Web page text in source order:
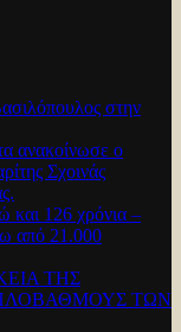
στην
ανακοίνωσε ο
Σχοινάς
και 126 χρόνια –
από 21.000
ΤΗΣ
ΤΩΝ